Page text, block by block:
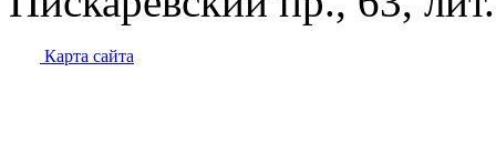
Карта сайта